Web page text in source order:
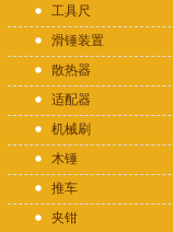
工具尺
滑锤装置
散热器
适配器
机械刷
木锤
推车
夹钳